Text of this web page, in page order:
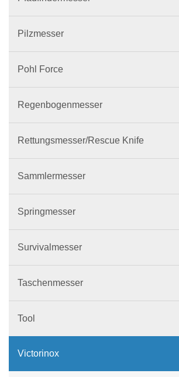
Pilzmesser
Pohl Force
Regenbogenmesser
Rettungsmesser/Rescue Knife
Sammlermesser
Springmesser
Survivalmesser
Taschenmesser
Tool
Victorinox